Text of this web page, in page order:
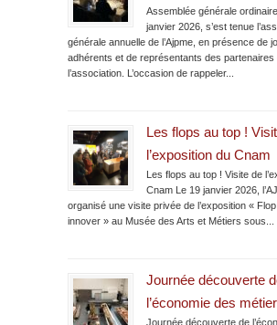
Assemblée générale
janvier 2026, s’est tenue
générale annuelle de l’Ajpme, en présence de
adhérents et de représentants des partenaires
l’association. L’occasion de rappeler...
Les flops au top !
l’exposition du Cnam
Les flops au top ! Visite de
Cnam Le 19 janvier 2026,
organisé une visite privée de l’exposition «
innover » au Musée des Arts et Métiers sous...
Journée découverte
l’économie des
Journée découverte de